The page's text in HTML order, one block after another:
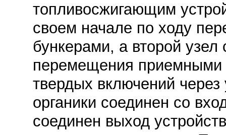
топливосжигающим
своем начале по ходу
бункерами, а второй
перемещения приемными
твердых включений
органики соединен со
соединен выход